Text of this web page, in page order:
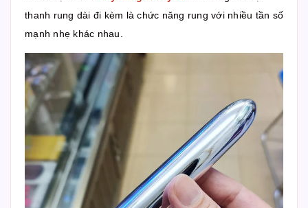
thanh rung dài đi kèm là chức năng rung với nhiều tần số
mạnh nhẹ khác nhau.